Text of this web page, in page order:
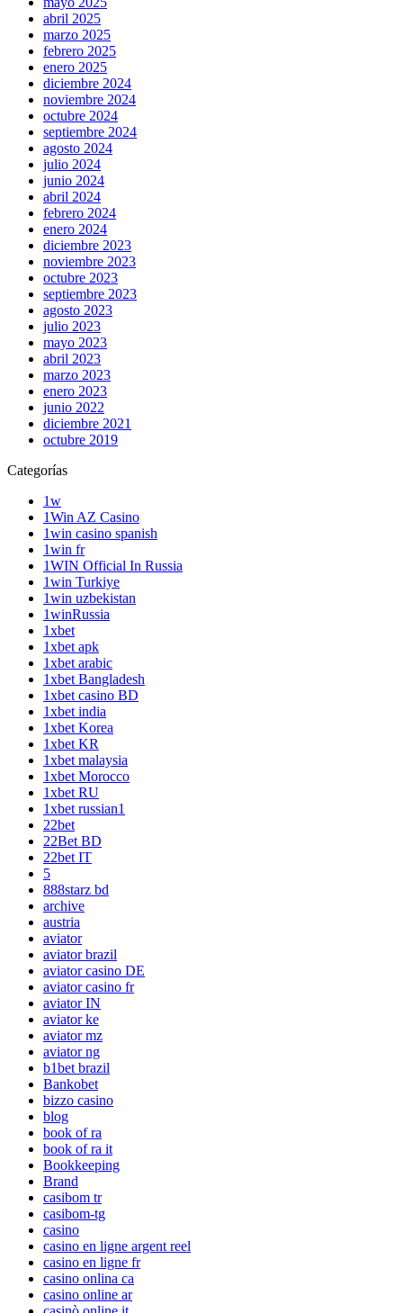
abril 2025
marzo 2025
febrero 2025
enero 2025
diciembre 2024
noviembre 2024
octubre 2024
septiembre 2024
agosto 2024
julio 2024
junio 2024
abril 2024
febrero 2024
enero 2024
diciembre 2023
noviembre 2023
octubre 2023
septiembre 2023
agosto 2023
julio 2023
mayo 2023
abril 2023
marzo 2023
enero 2023
junio 2022
diciembre 2021
octubre 2019
Categorías
1w
1Win AZ Casino
1win casino spanish
1win fr
1WIN Official In Russia
1win Turkiye
1win uzbekistan
1winRussia
1xbet
1xbet apk
1xbet arabic
1xbet Bangladesh
1xbet casino BD
1xbet india
1xbet Korea
1xbet KR
1xbet malaysia
1xbet Morocco
1xbet RU
1xbet russian1
22bet
22Bet BD
22bet IT
5
888starz bd
archive
austria
aviator
aviator brazil
aviator casino DE
aviator casino fr
aviator IN
aviator ke
aviator mz
aviator ng
b1bet brazil
Bankobet
bizzo casino
blog
book of ra
book of ra it
Bookkeeping
Brand
casibom tr
casibom-tg
casino
casino en ligne argent reel
casino en ligne fr
casino onlina ca
casino online ar